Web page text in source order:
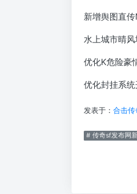
新增舆图直
水上城市晴
优化K危险豪
优化封挂系
发表于： 合击传
# 传奇sf发布网